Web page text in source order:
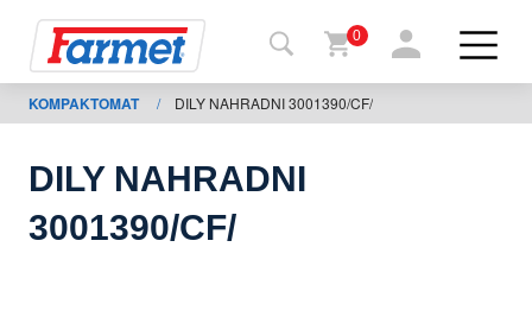
shop
0
KOMPAKTOMAT / DILY NAHRADNI 3001390/CF/
DILY NAHRADNI
3001390/CF/